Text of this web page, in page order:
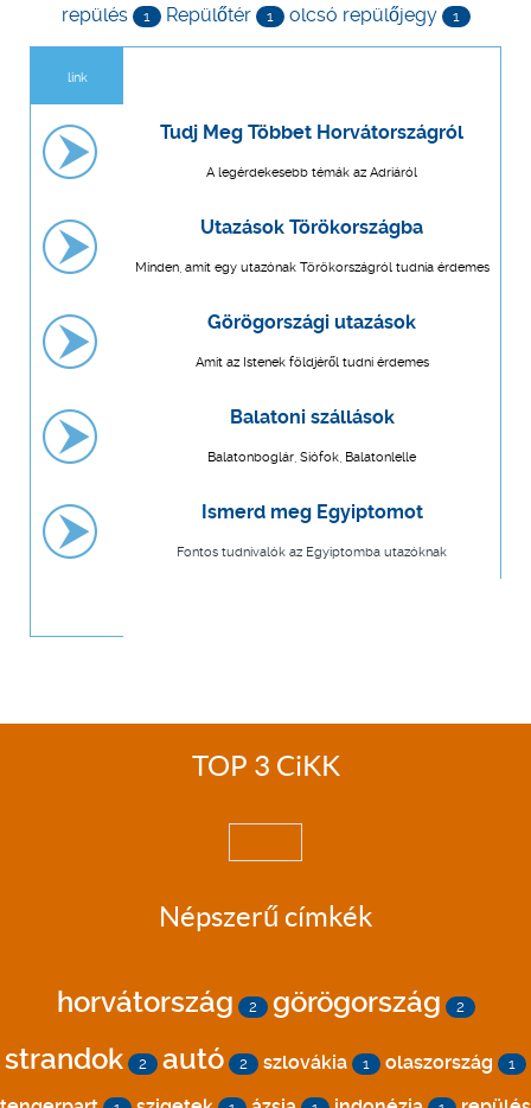
repülés 1 Repülőtér 1 olcsó repülőjegy 1
link
Tudj Meg Többet Horvátországról
A legérdekesebb témák az Adriáról
Utazások Törökországba
Minden, amit egy utazónak Törökországról tudnia érdemes
Görögországi utazások
Amit az Istenek földjéről tudni érdemes
Balatoni szállások
Balatonboglár, Siófok, Balatonlelle
Ismerd meg Egyiptomot
Fontos tudnivalók az Egyiptomba utazóknak
TOP 3 CiKK
Népszerű címkék
horvátország 2 görögország 2
strandok 2 autó 2 szlovákia 1 olaszország 1